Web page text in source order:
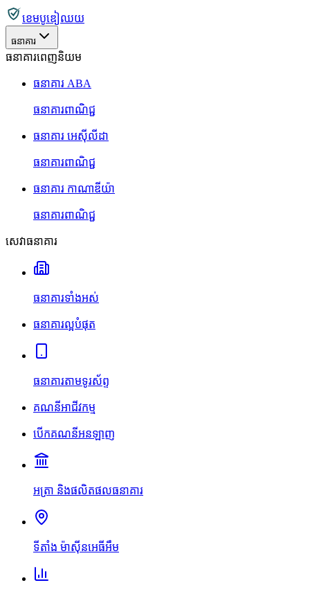
ខេមបូឌៀឈយ
ធនាគារ
ធនាគារពេញនិយម
ធនាគារ ABA
ធនាគារពាណិជ្ជ
ធនាគារ អេស៊ីលីដា
ធនាគារពាណិជ្ជ
ធនាគារ កាណាឌីយ៉ា
ធនាគារពាណិជ្ជ
សេវាធនាគារ
ធនាគារទាំងអស់
ធនាគារល្អបំផុត
ធនាគារតាមទូរស័ព្ទ
គណនីអាជីវកម្ម
បើកគណនីអនឡាញ
អត្រា និងផលិតផលធនាគារ
ទីតាំង ម៉ាស៊ីនអេធីអឹម